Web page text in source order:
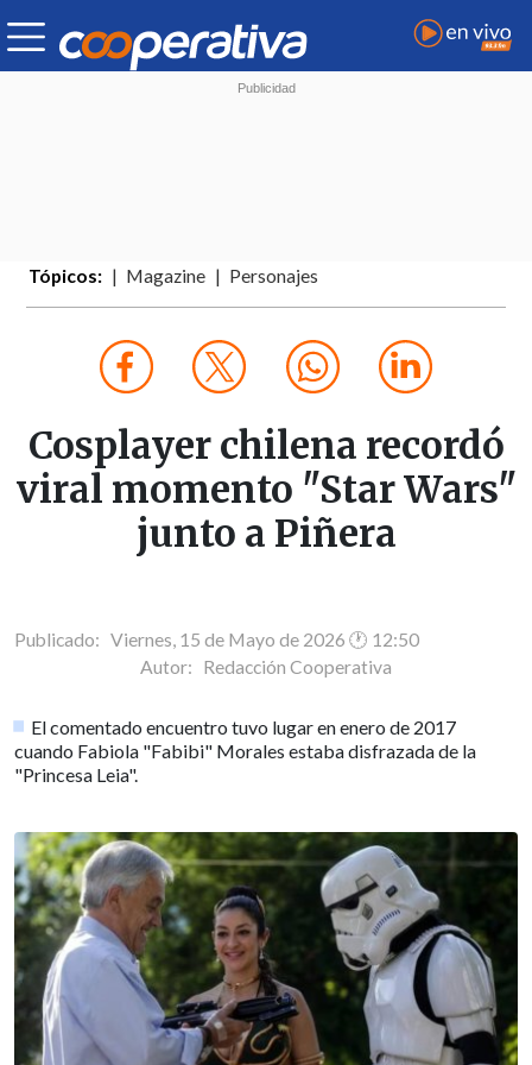
Tópicos: Magazine Personajes
Cosplayer chilena recordó
viral momento "Star Wars"
junto a Piñera
Publicado: Viernes, 15 de Mayo de 2026 🕐 12:50
Autor: Redacción Cooperativa
El comentado encuentro tuvo lugar en enero de 2017
cuando Fabiola "Fabibi" Morales estaba disfrazada de la
"Princesa Leia".